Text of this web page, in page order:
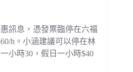
訊息，憑發票臨停在六福
h。小涵建議可以停在林
小時30，假日一小時$40